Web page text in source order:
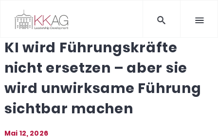
KI wird Führungskräfte
nicht ersetzen – aber sie
wird unwirksame Führung
sichtbar machen
Mai 12, 2026